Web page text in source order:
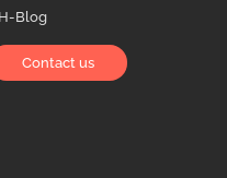
Blog
Contact us